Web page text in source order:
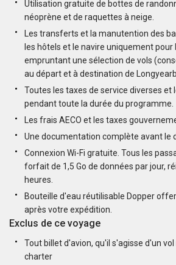
Utilisation gratuite de bottes de
néoprène et de raquettes à neige.
Les transferts et la manutention des
les hôtels et le navire uniquement pour
empruntant une sélection de vols
au départ et à destination de
Toutes les taxes de service diverses et
pendant toute la durée du programme.
Les frais AECO et les taxes
Une documentation complète avant le
Connexion Wi-Fi gratuite. Tous les
forfait de 1,5 Go de données par jour,
heures.
Bouteille d'eau réutilisable Dopper
après votre expédition.
Exclus de ce voyage
Tout billet d'avion, qu'il s'agisse d'un vol
charter